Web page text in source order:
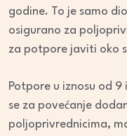
godine. To je samo
osigurano za
za potpore javiti oko
Potpore u iznosu od
se za povećanje
poljoprivrednicima,